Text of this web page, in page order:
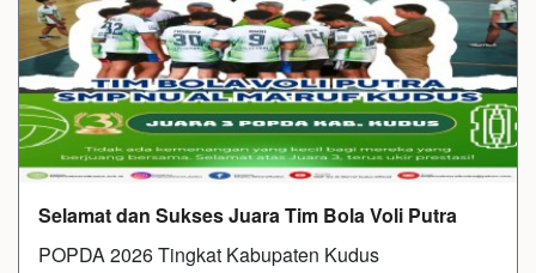
Selamat dan Sukses Juara Tim Bola Voli Putra
POPDA 2026 Tingkat Kabupaten Kudus